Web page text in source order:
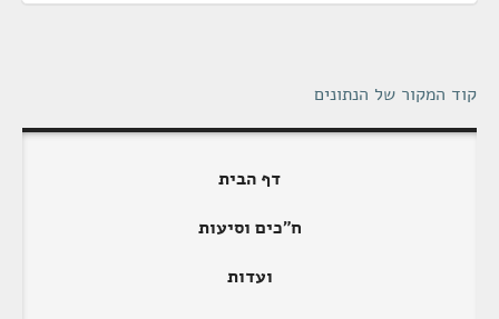
קוד המקור של הנתונים
דף הבית
ח"כים וסיעות
ועדות